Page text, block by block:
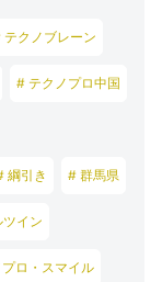
テクノブレーン
# テクノプロ中国
綱引き # 群馬県
イン
ロ・スマイル